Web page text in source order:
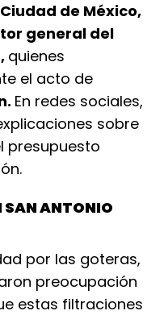
de México,
general del
quienes
el acto de
En redes sociales,
sobre
presupuesto
SAN ANTONIO
por las goteras,
preocupación
estas filtraciones